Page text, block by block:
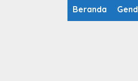
Beranda